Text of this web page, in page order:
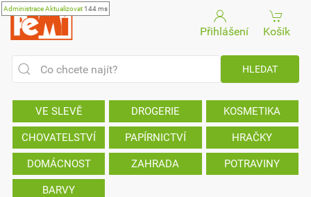
AdministraceAktualizovat144 ms
Přihlášení Košík
VE SLEVĚ DROGERIE KOSMETIKA
CHOVATELSTVÍ PAPÍRNICTVÍ HRAČKY
DOMÁCNOST ZAHRADA POTRAVINY
BARVY